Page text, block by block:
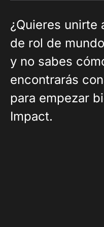
¿Quieres unirte
de rol de
y no sabes
encontrarás
para empezar
Impact.